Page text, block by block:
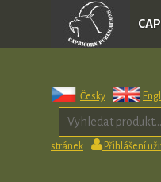
Česky
stránek Přihlášení